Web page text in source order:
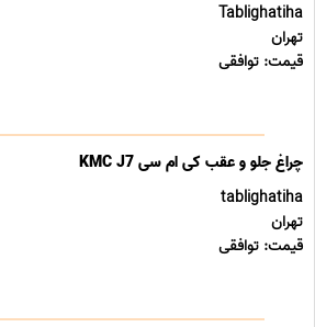
Tablighatiha
تهران
قیمت: توافقی
چراغ جلو و عقب کی ام سی KMC J7
tablighatiha
تهران
قیمت: توافقی